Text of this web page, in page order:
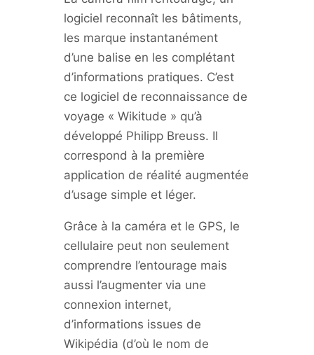
logiciel reconnaît les bâtiments,
les marque instantanément
d’une balise en les complétant
d’informations pratiques. C’est
ce logiciel de reconnaissance de
voyage « Wikitude » qu’à
développé Philipp Breuss. Il
correspond à la première
application de réalité augmentée
d’usage simple et léger.
Grâce à la caméra et le GPS, le
cellulaire peut non seulement
comprendre l’entourage mais
aussi l’augmenter via une
connexion internet,
d’informations issues de
Wikipédia (d’où le nom de